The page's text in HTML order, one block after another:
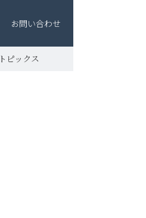
お問い合わせ
トピックス